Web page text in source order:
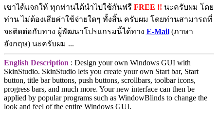
เขาได้แจกให้ ทุกท่านได้นำไปใช้กันฟรี FREE !! นะครับผม โดย
ท่าน ไม่ต้องเสียค่าใช้จ่ายใดๆ ทั้งสิ้น ครับผม โดยท่านสามารถที่
จะติดต่อกับทาง ผู้พัฒนาโปรแกรมนี้ได้ทาง E-Mail (ภาษา
อังกฤษ) นะครับผม ...
English Description : Design your own Windows GUI with
SkinStudio. SkinStudio lets you create your own Start bar, Start
button, title bar buttons, push buttons, scrollbars, toolbar icons,
progress bars, and much more. Your new interface can then be
applied by popular programs such as WindowBlinds to change the
look and feel of the entire Windows GUI.